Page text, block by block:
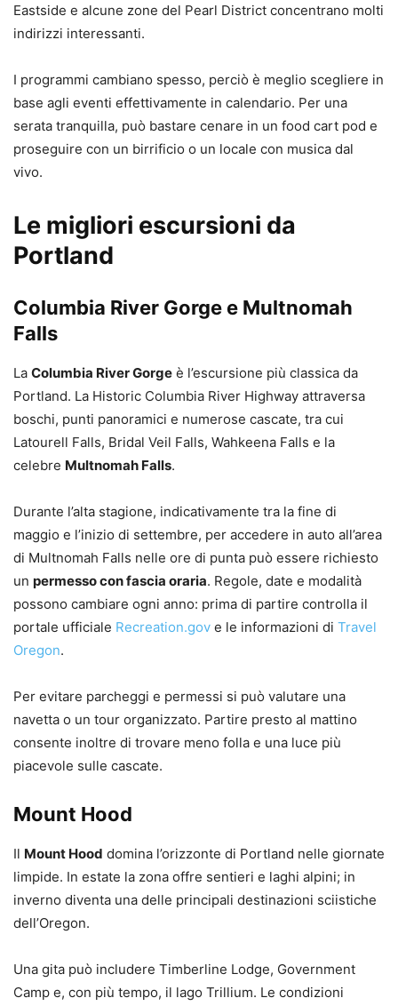
Eastside e alcune zone del Pearl District concentrano molti
indirizzi interessanti.
I programmi cambiano spesso, perciò è meglio scegliere in
base agli eventi effettivamente in calendario. Per una
serata tranquilla, può bastare cenare in un food cart pod e
proseguire con un birrificio o un locale con musica dal
vivo.
Le migliori escursioni da
Portland
Columbia River Gorge e Multnomah
Falls
La Columbia River Gorge è l’escursione più classica da
Portland. La Historic Columbia River Highway attraversa
boschi, punti panoramici e numerose cascate, tra cui
Latourell Falls, Bridal Veil Falls, Wahkeena Falls e la
celebre Multnomah Falls.
Durante l’alta stagione, indicativamente tra la fine di
maggio e l’inizio di settembre, per accedere in auto all’area
di Multnomah Falls nelle ore di punta può essere richiesto
un permesso con fascia oraria. Regole, date e modalità
possono cambiare ogni anno: prima di partire controlla il
portale ufficiale Recreation.gov e le informazioni di Travel
Oregon.
Per evitare parcheggi e permessi si può valutare una
navetta o un tour organizzato. Partire presto al mattino
consente inoltre di trovare meno folla e una luce più
piacevole sulle cascate.
Mount Hood
Il Mount Hood domina l’orizzonte di Portland nelle giornate
limpide. In estate la zona offre sentieri e laghi alpini; in
inverno diventa una delle principali destinazioni sciistiche
dell’Oregon.
Una gita può includere Timberline Lodge, Government
Camp e, con più tempo, il lago Trillium. Le condizioni